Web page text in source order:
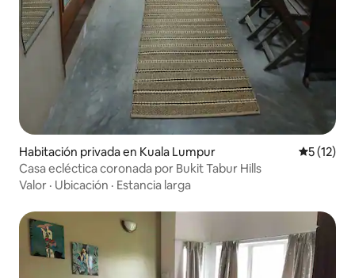
Habitación privada en Kuala Lumpur
5 (12)
Casa ecléctica coronada por Bukit Tabur Hills
Valor · Ubicación · Estancia larga